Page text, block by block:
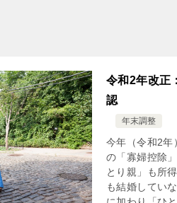
令和2年改正
認
年末調整
今年（令和2年
の「寡婦控除
とり親」も所
も結婚してい